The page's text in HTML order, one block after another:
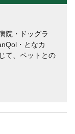
院・ドッグラ
・となカ
て、ペットとの